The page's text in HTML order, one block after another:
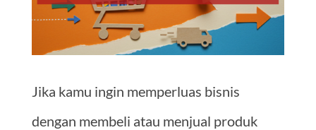
Jika kamu ingin memperluas bisnis
dengan membeli atau menjual produk